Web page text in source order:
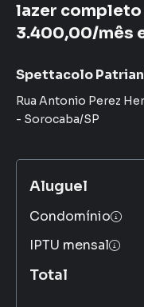
lazer completo
3.400,00/mês
Spettacolo
Rua Antonio Perez
- Sorocaba/SP
Aluguel
Condomínio
IPTU mensal
Total